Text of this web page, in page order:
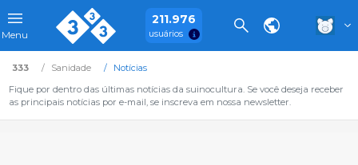
Menu
211.976
usuários
333 Sanidade
Notícias
Fique por dentro das últimas notícias da suinocultura. Se você deseja receber
as principais notícias por e-mail, se inscreva em nossa newsletter.